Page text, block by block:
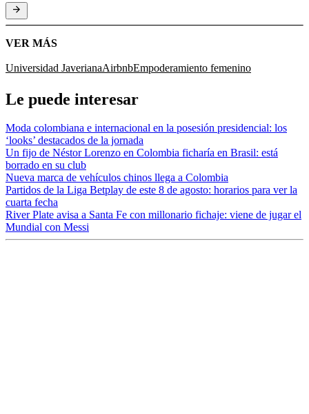
VER MÁS
Universidad JaverianaAirbnbEmpoderamiento femenino
Le puede interesar
Moda colombiana e internacional en la posesión presidencial: los
‘looks’ destacados de la jornada
Un fijo de Néstor Lorenzo en Colombia ficharía en Brasil: está
borrado en su club
Nueva marca de vehículos chinos llega a Colombia
Partidos de la Liga Betplay de este 8 de agosto: horarios para ver la
cuarta fecha
River Plate avisa a Santa Fe con millonario fichaje: viene de jugar el
Mundial con Messi